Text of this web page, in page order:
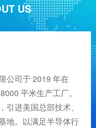
US
公司于 2019 年在
平米生产工厂。
进美国总部技术、
地。以满足半导体行